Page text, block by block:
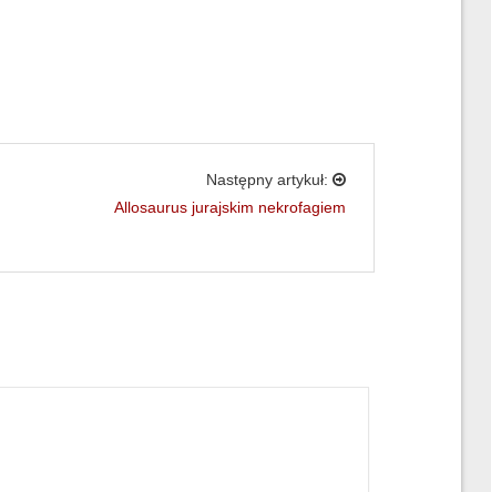
Następny artykuł:
Allosaurus jurajskim nekrofagiem